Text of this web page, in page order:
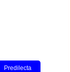
Predilecta